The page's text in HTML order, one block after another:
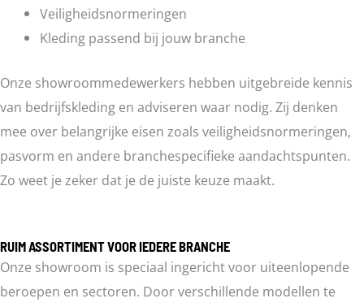
Veiligheidsnormeringen
Kleding passend bij jouw branche
Onze showroommedewerkers hebben uitgebreide kennis
van bedrijfskleding en adviseren waar nodig. Zij denken
mee over belangrijke eisen zoals veiligheidsnormeringen,
pasvorm en andere branchespecifieke aandachtspunten.
Zo weet je zeker dat je de juiste keuze maakt.
RUIM ASSORTIMENT VOOR IEDERE BRANCHE
Onze showroom is speciaal ingericht voor uiteenlopende
beroepen en sectoren. Door verschillende modellen te